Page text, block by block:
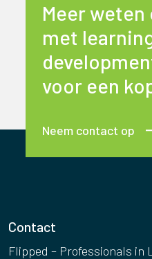
Contact
Flipped – Professionals in
Meer
met
voor een
Neem contact op